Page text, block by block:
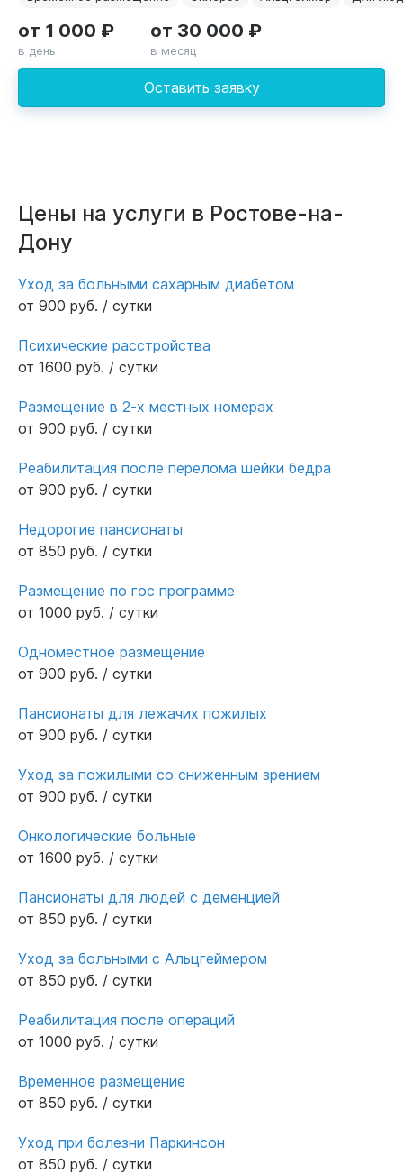
Оставить заявку
от 1 000 ₽
в день
от 30 000 ₽
в месяц
Цены на услуги в Ростове-на-
Дону
Уход за больными сахарным диабетом
от 900 руб. / сутки
Психические расстройства
от 1600 руб. / сутки
Размещение в 2-х местных номерах
от 900 руб. / сутки
Реабилитация после перелома шейки бедра
от 900 руб. / сутки
Недорогие пансионаты
от 850 руб. / сутки
Размещение по гос программе
от 1000 руб. / сутки
Одноместное размещение
от 900 руб. / сутки
Пансионаты для лежачих пожилых
от 900 руб. / сутки
Уход за пожилыми со сниженным зрением
от 900 руб. / сутки
Онкологические больные
от 1600 руб. / сутки
Пансионаты для людей с деменцией
от 850 руб. / сутки
Уход за больными с Альцгеймером
от 850 руб. / сутки
Реабилитация после операций
от 1000 руб. / сутки
Временное размещение
от 850 руб. / сутки
Уход при болезни Паркинсон
от 850 руб. / сутки